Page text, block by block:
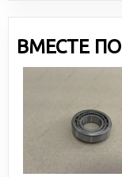
ВМЕСТЕ